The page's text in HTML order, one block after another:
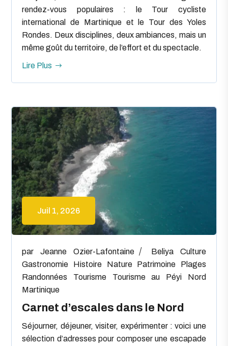
rendez-vous populaires : le Tour cycliste
international de Martinique et le Tour des Yoles
Rondes. Deux disciplines, deux ambiances, mais un
même goût du territoire, de l’effort et du spectacle.
Lire Plus
Juil 1, 2026
Carnet d’escales dans le Nord
parJeanne Ozier-Lafontaine Beliya
Culture
Gastronomie
Histoire Nature Patrimoine
Plages
Randonnées
Tourisme
Tourisme au Péyi Nord
Martinique
Séjourner, déjeuner, visiter, expérimenter : voici une
sélection d’adresses pour composer une escapade